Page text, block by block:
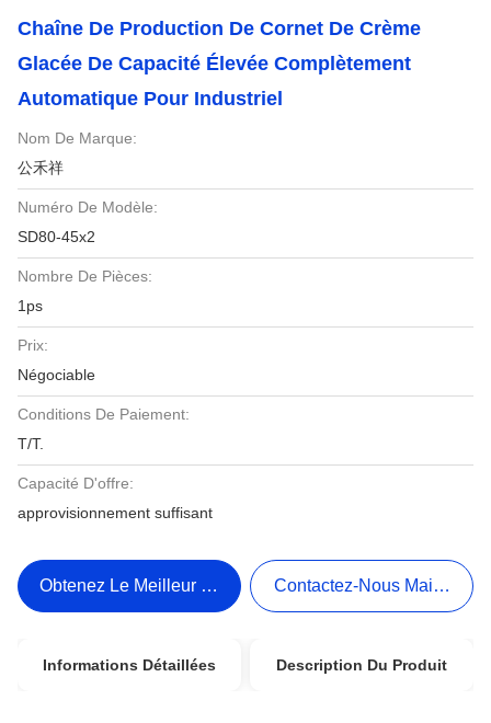
Chaîne De Production De Cornet De Crème
Glacée De Capacité Élevée Complètement
Automatique Pour Industriel
Nom De Marque:
公禾祥
Numéro De Modèle:
SD80-45x2
Nombre De Pièces:
1ps
Prix:
Négociable
Conditions De Paiement:
T/T.
Capacité D'offre:
approvisionnement suffisant
Obtenez Le Meilleur Prix Contactez-Nous Maintenant
Informations Détaillées Description Du Produit